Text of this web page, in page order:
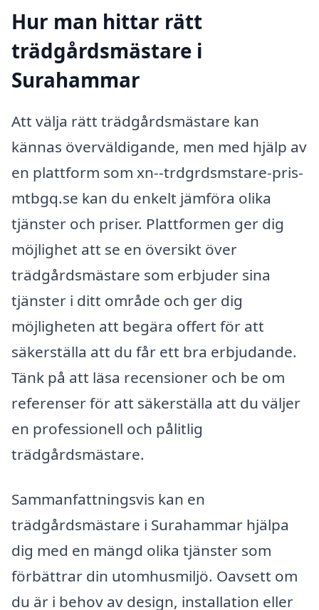
Hur man hittar rätt
trädgårdsmästare i
Surahammar
Att välja rätt trädgårdsmästare kan
kännas överväldigande, men med hjälp av
en plattform som xn--trdgrdsmstare-pris-
mtbgq.se kan du enkelt jämföra olika
tjänster och priser. Plattformen ger dig
möjlighet att se en översikt över
trädgårdsmästare som erbjuder sina
tjänster i ditt område och ger dig
möjligheten att begära offert för att
säkerställa att du får ett bra erbjudande.
Tänk på att läsa recensioner och be om
referenser för att säkerställa att du väljer
en professionell och pålitlig
trädgårdsmästare.
Sammanfattningsvis kan en
trädgårdsmästare i Surahammar hjälpa
dig med en mängd olika tjänster som
förbättrar din utomhusmiljö. Oavsett om
du är i behov av design, installation eller